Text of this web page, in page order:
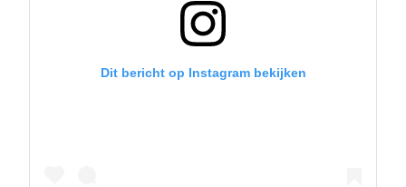
Dit bericht op Instagram bekijken